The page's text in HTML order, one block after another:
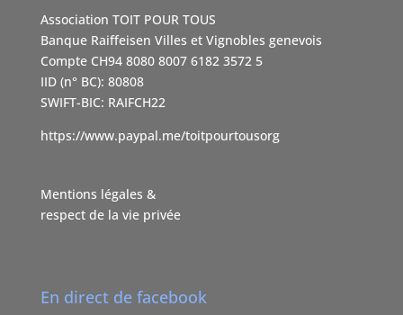
Association TOIT POUR TOUS
Banque Raiffeisen Villes et Vignobles genevois
Compte CH94 8080 8007 6182 3572 5
IID (n° BC): 80808
SWIFT-BIC: RAIFCH22
https://www.paypal.me/toitpourtousorg
Mentions légales &
respect de la vie privée
En direct de facebook